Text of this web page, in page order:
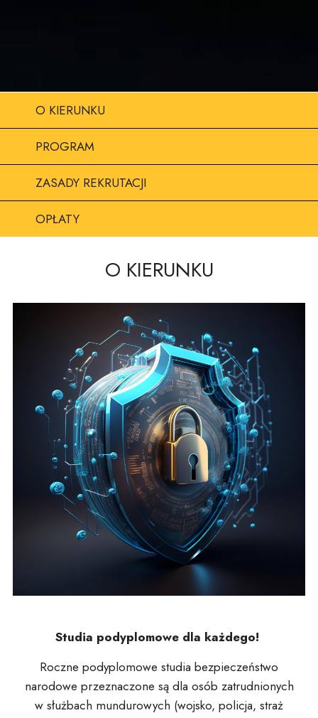
O KIERUNKU
PROGRAM
ZASADY REKRUTACJI
OPŁATY
O KIERUNKU
Studia podyplomowe dla każdego!
Roczne podyplomowe studia bezpieczeństwo
narodowe przeznaczone są dla osób zatrudnionych
w służbach mundurowych (wojsko, policja, straż